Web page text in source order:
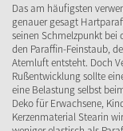
Das am häufigsten
genauer gesagt
seinen Schmelzpunkt bei
den Paraffin-Feinstaub,
Atemluft entsteht. Doch
Rußentwicklung sollte
eine Belastung selbst
Deko für Erwachsene,
Kerzenmaterial Stearin